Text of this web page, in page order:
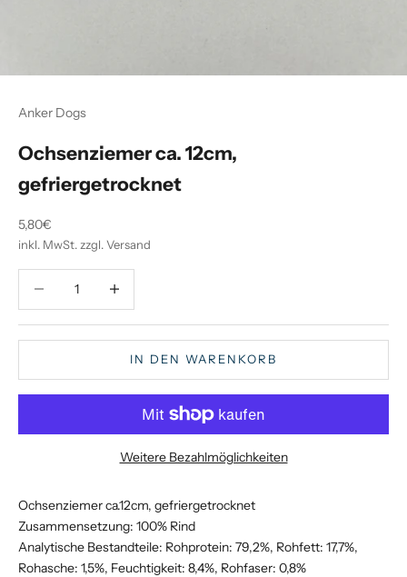
Anker Dogs
Ochsenziemer ca. 12cm,
gefriergetrocknet
Angebot
5,80€
inkl. MwSt. zzgl. Versand
IN DEN WARENKORB
Weitere Bezahlmöglichkeiten
Ochsenziemer ca.12cm, gefriergetrocknet
Zusammensetzung: 100% Rind
Analytische Bestandteile: Rohprotein: 79,2%, Rohfett: 17,7%,
Rohasche: 1,5%, Feuchtigkeit: 8,4%, Rohfaser: 0,8%